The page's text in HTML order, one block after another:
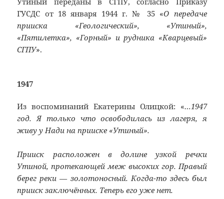
ГУСДС от 18 января 1944 г. № 35 «О передаче
прииска «Геологический», «Утиный»,
«Пятилетка», «Горный» и рудника «Кварцевый»
СГПУ».
1947
Из воспоминаний Екатерины Олицкой: «…1947
год. Я только что освободилась из лагеря, я
живу у Нади на прииске «Утиный».
Прииск расположен в долине узкой речки
Утиной, протекающей меж высоких гор. Правый
берег реки — золотоносный. Когда-то здесь был
прииск заключённых. Теперь его уже нет.